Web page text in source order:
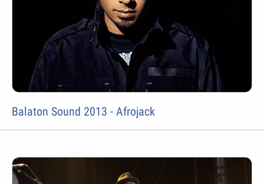
Balaton Sound 2013 - Afrojack